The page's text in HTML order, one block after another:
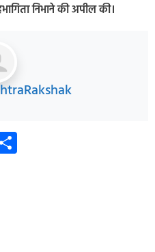
निभाने की अपील की।